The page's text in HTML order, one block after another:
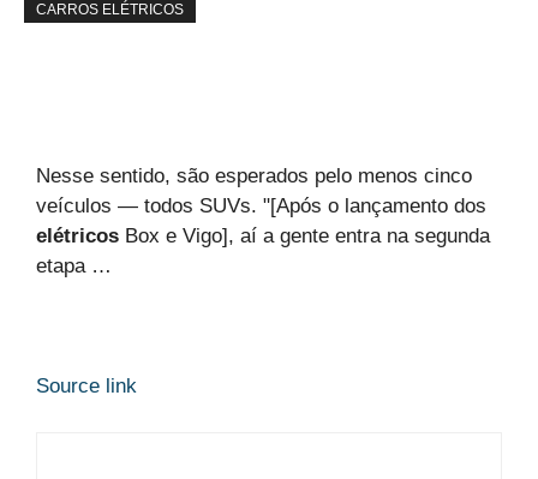
CARROS ELÉTRICOS
Nesse sentido, são esperados pelo menos cinco
veículos — todos SUVs. "[Após o lançamento dos
elétricos Box e Vigo], aí a gente entra na segunda
etapa …
Source link